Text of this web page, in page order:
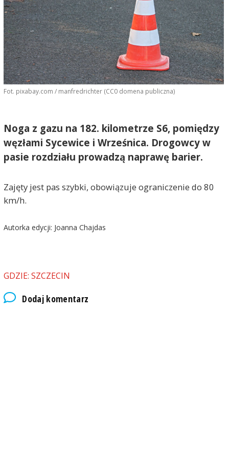
Fot. pixabay.com / manfredrichter (CC0 domena publiczna)
Noga z gazu na 182. kilometrze S6, pomiędzy
węzłami Sycewice i Wrześnica. Drogowcy w
pasie rozdziału prowadzą naprawę barier.
Zajęty jest pas szybki, obowiązuje ograniczenie do 80
km/h.
Autorka edycji: Joanna Chajdas
GDZIE: SZCZECIN
Dodaj komentarz